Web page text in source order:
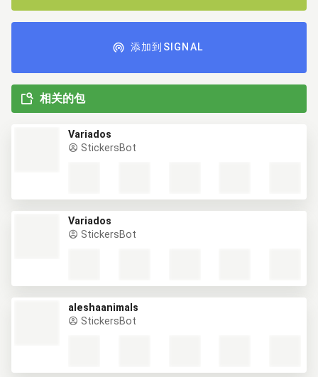
添加到SIGNAL
相关的包
Variados
StickersBot
Variados
StickersBot
aleshaanimals
StickersBot